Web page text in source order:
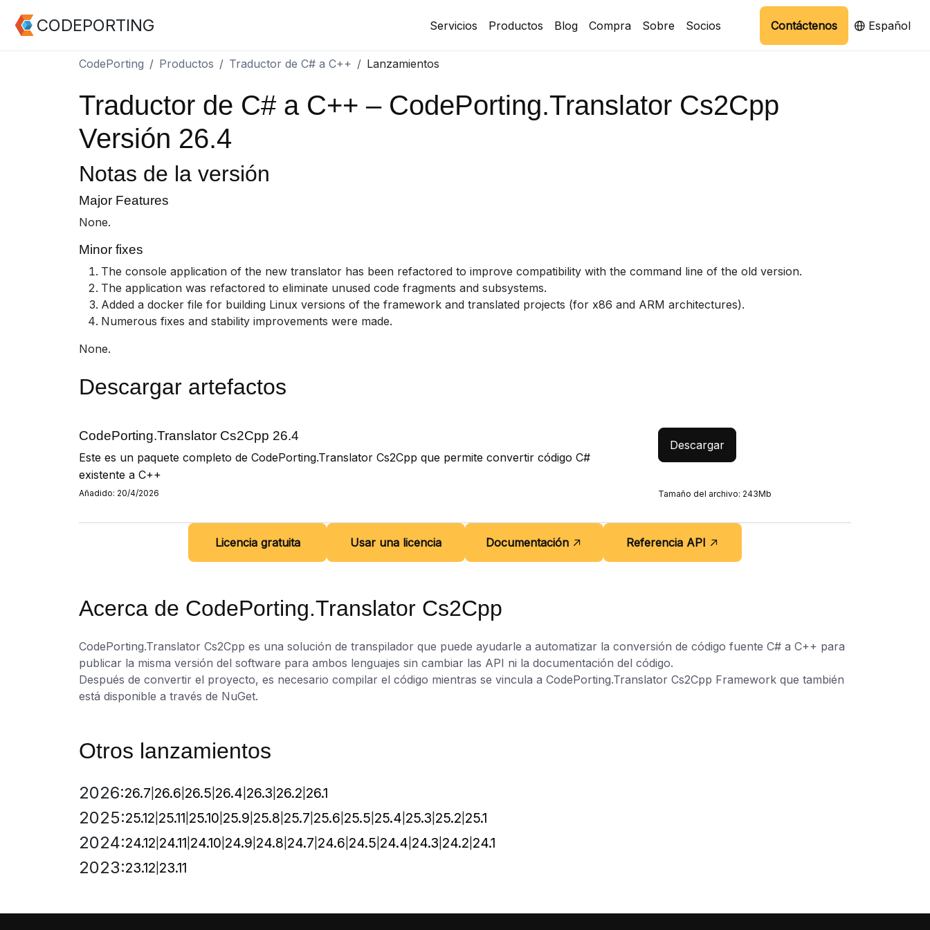
CODEPORTING Servicios Productos Blog Compra Sobre Socios Contáctenos Español
CodePorting Productos Traductor de C# a C++ Lanzamientos
Traductor de C# a C++ – CodePorting.Translator Cs2Cpp
Versión 26.4
Notas de la versión
Major Features
None.
Minor fixes
The console application of the new translator has been refactored to improve compatibility with the command line of the old version.
The application was refactored to eliminate unused code fragments and subsystems.
Added a docker file for building Linux versions of the framework and translated projects (for x86 and ARM architectures).
Numerous fixes and stability improvements were made.
None.
Descargar artefactos
CodePorting.Translator Cs2Cpp 26.4
Este es un paquete completo de CodePorting.Translator Cs2Cpp que permite convertir código C#
existente a C++
Añadido: 20/4/2026
Descargar
Tamaño del archivo: 243Mb
Licencia gratuita Usar una licencia Documentación Referencia API
Acerca de CodePorting.Translator Cs2Cpp
CodePorting.Translator Cs2Cpp es una solución de transpilador que puede ayudarle a automatizar la conversión de código fuente C# a C++ para
publicar la misma versión del software para ambos lenguajes sin cambiar las API ni la documentación del código.
Después de convertir el proyecto, es necesario compilar el código mientras se vincula a CodePorting.Translator Cs2Cpp Framework que también
está disponible a través de NuGet.
Otros lanzamientos
2026:26.7 26.6 26.5 26.4 26.3 26.2 26.1
2025:25.12 25.11 25.10 25.9 25.8 25.7 25.6 25.5 25.4 25.3 25.2 25.1
2024:24.12 24.11 24.10 24.9 24.8 24.7 24.6 24.5 24.4 24.3 24.2 24.1
2023:23.12 23.11